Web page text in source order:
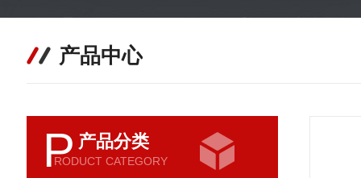
产品中心
P 产品分类
RODUCT CATEGORY